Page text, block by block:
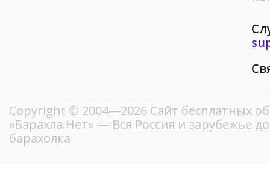
Copyright © 2004—2026 Сайт бесплатных
«Барахла.Нет» — Вся Россия и зарубежье
барахолка